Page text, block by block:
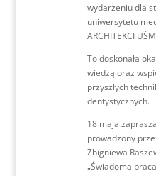
wydarzeniu dla
uniwersytetu
ARCHITEKCI
To doskonała
wiedzą oraz
przyszłych
dentystycznych.
18 maja
prowadzony
Zbigniewa
„Świadoma